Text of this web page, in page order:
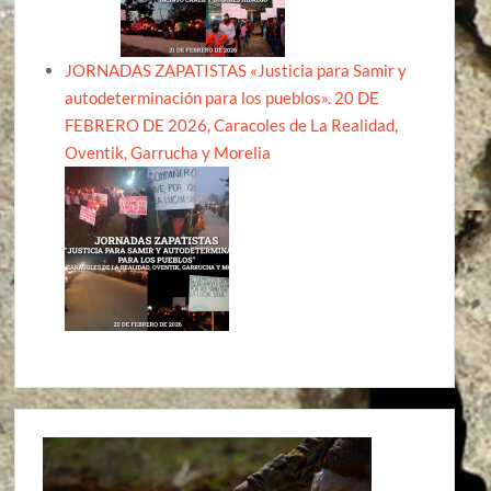
JORNADAS ZAPATISTAS «Justicia para Samir y
autodeterminación para los pueblos». 20 DE
FEBRERO DE 2026, Caracoles de La Realidad,
Oventik, Garrucha y Morelia